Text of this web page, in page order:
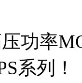
功率
系列！